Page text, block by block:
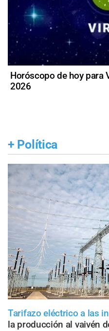
Horóscopo de hoy para
2026
+ Política
Tarifazo eléctrico a las
la producción al vaivén